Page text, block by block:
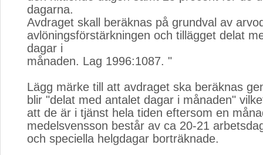
dagarna.
Avdraget skall beräknas på grundval av
avlöningsförstärkningen och tillägget delat
dagar i
månaden. Lag 1996:1087. "
Lägg märke till att avdraget ska beräknas
blir "delat med antalet dagar i månaden"
att de är i tjänst hela tiden eftersom en
medelsvensson består av ca 20-21
och speciella helgdagar borträknade.